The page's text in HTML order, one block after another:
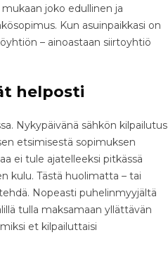
joko edullinen ja
Kun asuinpaikkasi on
– ainoastaan siirtoyhtiö
helposti
Nykypäivänä sähkön kilpailutus
etsimisestä sopimuksen
ei tule ajatelleeksi pitkässä
kulu. Tästä huolimatta – tai
Nopeasti puhelinmyyjältä
tulla maksamaan yllättävän
et kilpailuttaisi